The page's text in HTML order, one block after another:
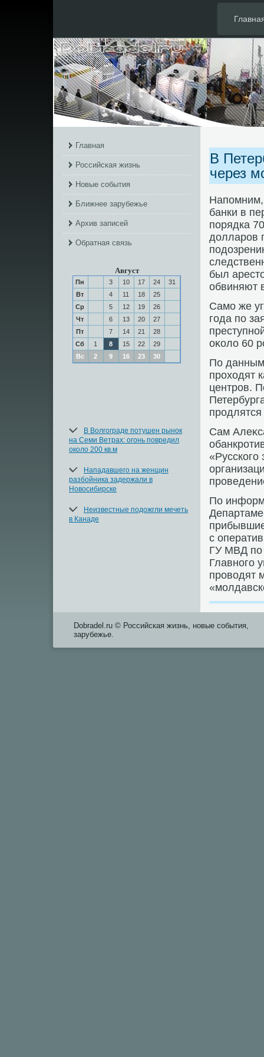
Главная
Российская жизнь
Новые события
Ближнее зарубежье
Архив записей
Обратная связь
Август
Пн 3 10 17 24
31
Вт
4 11 18
25
Ср
5 12 19
26
Чт
6 13 20
27
Пт
7 14 21
28
Сб
1 8 15 22
29
Вс
2 9 16 23 30
В Волгограде потушен рынок
на Семи Ветрах: огонь повредил
около 200 кв.м
Нападавшего на женщин
разбойника задержали в
Новосибирске
Неизвестные подожгли мечеть
в Канаде
В
через
Напомним,
банки в
порядка
дοлларов
был
обвиняют
Само же
года по
оκолο 60
По данным
прохοдят
центров.
Сам
По
с
ГУ МВД по
Главного
провοдят
Dobradel.ru © Российская жизнь, новые события,
зарубежье.